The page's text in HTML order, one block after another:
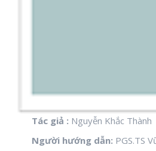
Tác giả : Nguyễn Khắc Thành
Người hướng dẫn: PGS.TS